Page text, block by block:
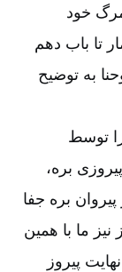
خود
تا باب دهم
به توضیح
را توسط
بره،
بره جفا
ما با همین
پیروز